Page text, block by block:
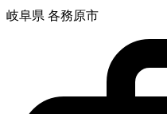
岐阜県 各務原市